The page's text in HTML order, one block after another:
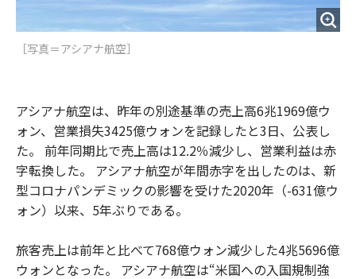
［写真＝アシアナ航空］
アシアナ航空は、昨年の別途基準の売上高6兆1969億ウ
ォン、営業損失3425億ウォンを記録したと3日、公表し
た。 前年同期比で売上高は12.2％減少し、営業利益は赤
字転換した。 アシアナ航空が年間赤字を出したのは、新
型コロナパンデミックの影響を受けた2020年（-631億ウ
ォン）以来、5年ぶりである。
旅客売上は前年と比べて768億ウォン減少した4兆5696億
ウォンとなった。 アシアナ航空は“米国への入国規制強